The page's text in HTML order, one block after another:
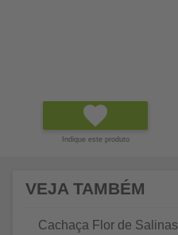
Indique este produto
VEJA TAMBÉM
Cachaça Flor de Salinas